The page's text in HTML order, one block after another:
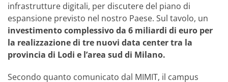
infrastrutture digitali, per discutere del piano di
espansione previsto nel nostro Paese. Sul tavolo, un
investimento complessivo da 6 miliardi di euro per
la realizzazione di tre nuovi data center tra la
provincia di Lodi e l’area sud di Milano.
Secondo quanto comunicato dal MIMIT, il campus